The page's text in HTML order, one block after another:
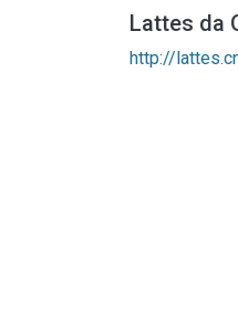
Lattes da
http://